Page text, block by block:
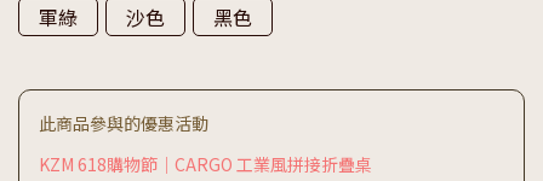
軍綠
沙色 黑色
此商品參與的優惠活動
KZM 618購物節｜CARGO 工業風拼接折疊桌